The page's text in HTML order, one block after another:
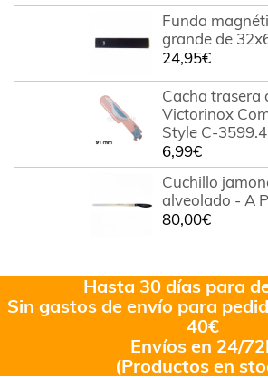
Funda
grande de
24,95€
Cacha trasera
Victorinox
Style C-
6,99€
Cuchillo
alveolado - A
80,00€
Hasta 30 días para
Sin gastos de envío para
40€
Envíos en 24/
(Productos en